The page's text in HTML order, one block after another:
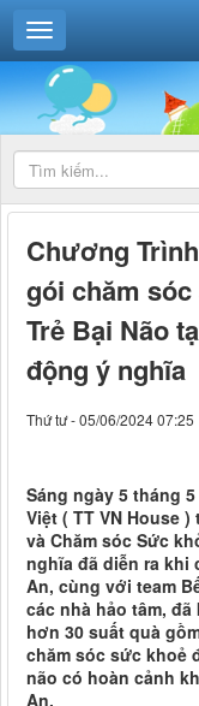
Chương
gói chăm
Trẻ Bại Não
động ý nghĩa
Thứ tư - 05/06/2024 07:25
Sáng ngày 5 tháng
Việt ( TT VN House
và Chăm sóc Sức
nghĩa đã diễn ra khi
An, cùng với team
các nhà hảo tâm,
hơn 30 suất quà
chăm sóc sức khoẻ
não có hoàn cảnh
An.